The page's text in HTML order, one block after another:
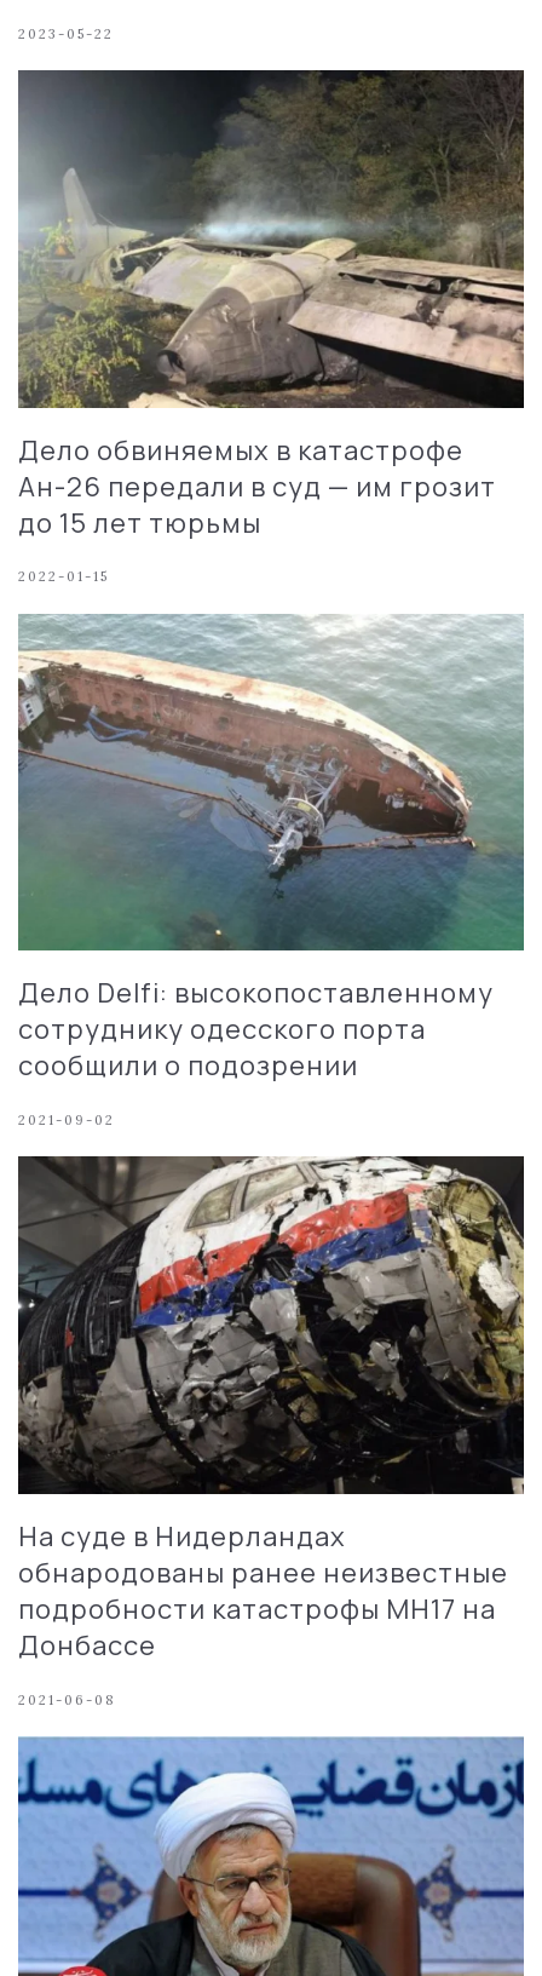
2023-05-22
Дело обвиняемых в катастрофе
Ан-26 передали в суд — им грозит
до 15 лет тюрьмы
2022-01-15
Дело Delfi: высокопоставленному
сотруднику одесского порта
сообщили о подозрении
2021-09-02
На суде в Нидерландах
обнародованы ранее неизвестные
подробности катастрофы MH17 на
Донбассе
2021-06-08